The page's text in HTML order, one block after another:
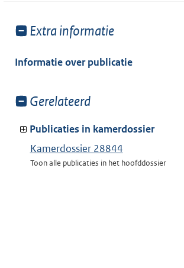
Toon
van:
Extra informatie
Informatie over publicatie
Toon
van:
Gerelateerd
Publicaties in kamerdossier
Kamerdossier 28844
Toon alle publicaties in het hoofddossier